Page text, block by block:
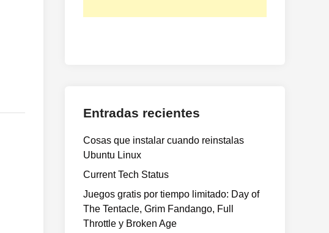
Entradas recientes
Cosas que instalar cuando reinstalas
Ubuntu Linux
Current Tech Status
Juegos gratis por tiempo limitado: Day of
The Tentacle, Grim Fandango, Full
Throttle y Broken Age